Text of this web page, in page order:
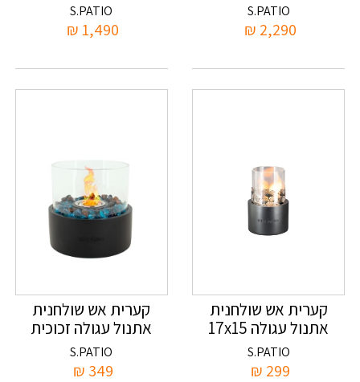
S.PATIO
2,290
₪
S.PATIO
1,490
₪
קערית אש שולחנית
אתנול עגולה 17x15
S.PATIO
299
₪
קערית אש שולחנית
אתנול עגולה זכוכית
23x21.5
S.PATIO
349
₪